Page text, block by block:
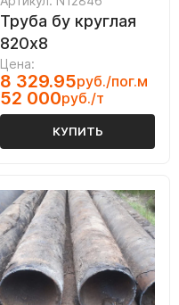
Труба бу круглая
820х8
Цена:
8 329.95руб./пог.м
52 000руб./т
КУПИТЬ